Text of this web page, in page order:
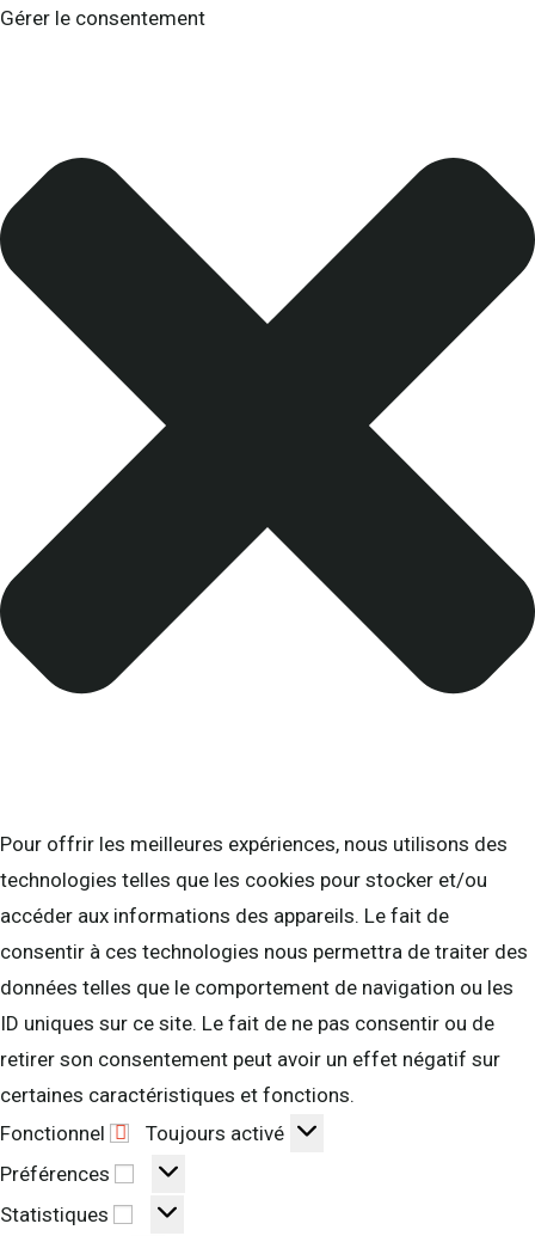
Gérer le consentement
Pour offrir les meilleures expériences, nous utilisons des
technologies telles que les cookies pour stocker et/ou
accéder aux informations des appareils. Le fait de
consentir à ces technologies nous permettra de traiter des
données telles que le comportement de navigation ou les
ID uniques sur ce site. Le fait de ne pas consentir ou de
retirer son consentement peut avoir un effet négatif sur
certaines caractéristiques et fonctions.
Fonctionnel
Fonctionnel
Toujours activé
Préférences
Préférences
Statistiques Statistiques